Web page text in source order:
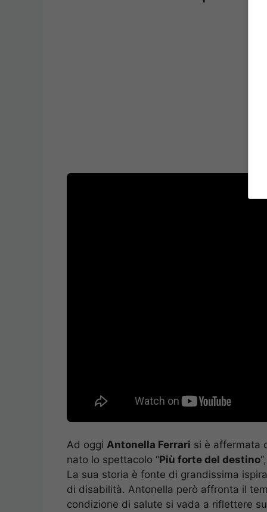
Ad oggi Antonella Ferrari si è affermata
nato lo spettacolo “Più forte del destino
La sua storia è fonte di grandissima
di disabilità. Antonella però affronta il
condizione di salute si vada a riflettere